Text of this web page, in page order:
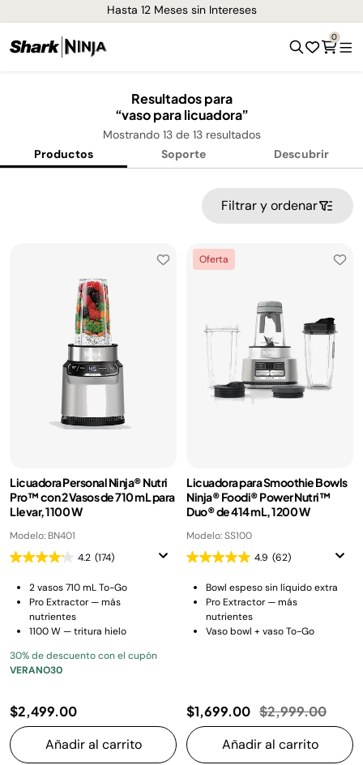
Hasta 12 Meses sin Intereses
0
Resultados para
vaso para licuadora
Mostrando 13 de 13 resultados
Productos
Soporte Descubrir
Filtrar y ordenar
Licuadora Personal Ninja® Nutri
Pro™ con 2 Vasos de 710 mL para
Llevar, 1100 W
Modelo: BN401
4.2 (174)
2 vasos 710 mL To-Go
Pro Extractor — más
nutrientes
1100 W — tritura hielo
30% de descuento con el cupón
VERANO30
$2,499.00
Añadir al carrito
Oferta
Licuadora para Smoothie Bowls
Ninja® Foodi® Power Nutri™
Duo® de 414 mL, 1200 W
Modelo: SS100
4.9 (62)
Bowl espeso sin líquido extra
Pro Extractor — más
nutrientes
Vaso bowl + vaso To-Go
$1,699.00 Precio reducido
$2,999.00a
Añadir al carrito